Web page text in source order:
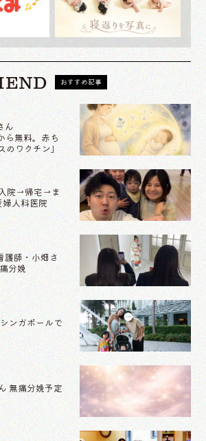
おすすめ記事
ん
無料。赤ち
のワクチン」
院→帰宅→ま
人科医院
護師・小畑さ
分娩
ンガポールで
無痛分娩予定